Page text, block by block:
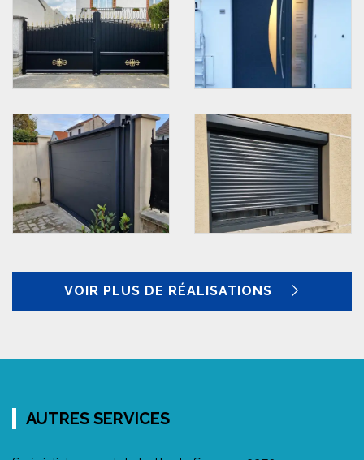
VOIR PLUS DE RÉALISATIONS
AUTRES SERVICES